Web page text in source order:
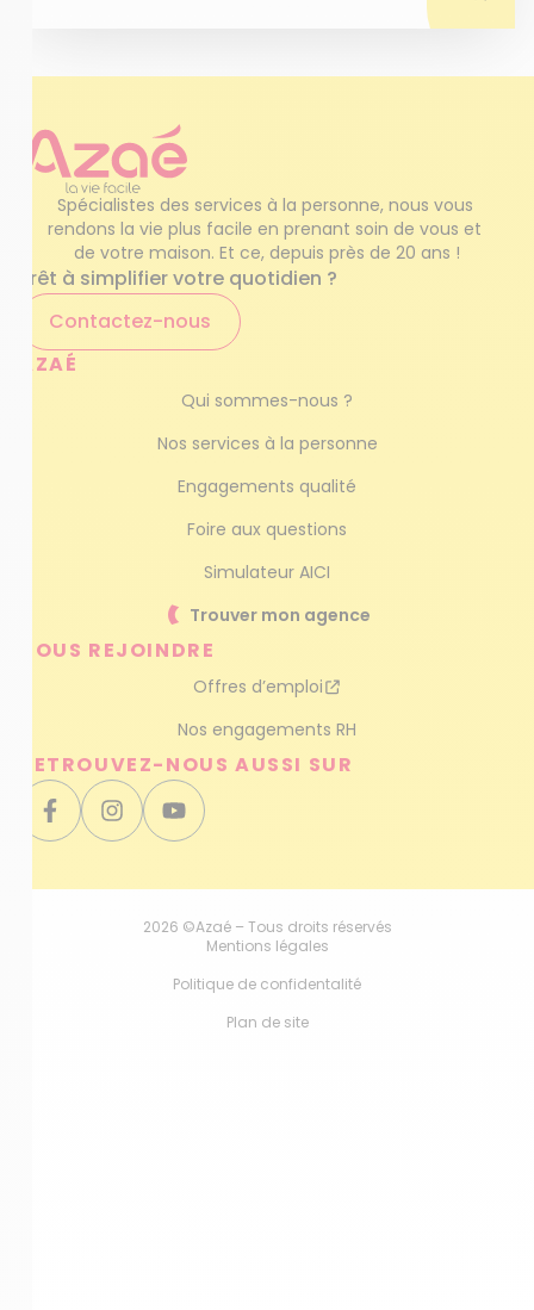
Spécialistes des services à la personne, nous vous
rendons la vie plus facile en prenant soin de vous et
de votre maison. Et ce, depuis près de 20 ans !
Prêt à simplifier votre quotidien ?
Contactez-nous
AZAÉ
Qui sommes-nous ?
Nos services à la personne
Engagements qualité
Foire aux questions
Simulateur AICI
Trouver mon agence
NOUS REJOINDRE
Offres d’emploi
Nos engagements RH
RETROUVEZ-NOUS AUSSI SUR
2026 ©Azaé – Tous droits réservés
Mentions légales
Politique de confidentalité
Plan de site